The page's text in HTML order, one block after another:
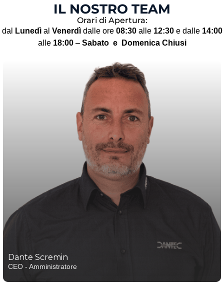
IL NOSTRO TEAM
Orari di Apertura:
dal Lunedìal Venerdìdalle ore 08:30alle 12:30e dalle 14:00
alle 18:00– Sabato e Domenica Chiusi
Dante Scremin
CEO - Amministratore